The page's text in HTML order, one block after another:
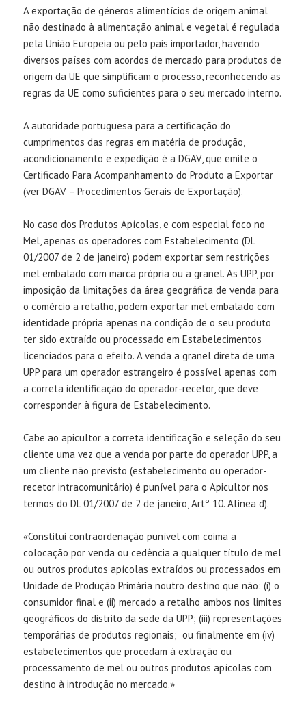
A exportação de géneros alimentícios de origem animal
não destinado à alimentação animal e vegetal é regulada
pela União Europeia ou pelo pais importador, havendo
diversos países com acordos de mercado para produtos de
origem da UE que simplificam o processo, reconhecendo as
regras da UE como suficientes para o seu mercado interno.
A autoridade portuguesa para a certificação do
cumprimentos das regras em matéria de produção,
acondicionamento e expedição é a DGAV, que emite o
Certificado Para Acompanhamento do Produto a Exportar
(verDGAV – Procedimentos Gerais de Exportação).
No caso dos Produtos Apícolas, e com especial foco no
Mel, apenas os operadores com Estabelecimento (DL
01/2007 de 2 de janeiro) podem exportar sem restrições
mel embalado com marca própria ou a granel. As UPP, por
imposição da limitações da área geográfica de venda para
o comércio a retalho, podem exportar mel embalado com
identidade própria apenas na condição de o seu produto
ter sido extraído ou processado em Estabelecimentos
licenciados para o efeito. A venda a granel direta de uma
UPP para um operador estrangeiro é possível apenas com
a correta identificação do operador-recetor, que deve
corresponder à figura de Estabelecimento.
Cabe ao apicultor a correta identificação e seleção do seu
cliente uma vez que a venda por parte do operador UPP, a
um cliente não previsto (estabelecimento ou operador-
recetor intracomunitário) é punível para o Apicultor nos
termos do DL 01/2007 de 2 de janeiro, Artº 10. Alínea d).
«Constitui contraordenação punível com coima a
colocação por venda ou cedência a qualquer título de mel
ou outros produtos apícolas extraídos ou processados em
Unidade de Produção Primária noutro destino que não: (i) o
consumidor final e (ii) mercado a retalho ambos nos limites
geográficos do distrito da sede da UPP; (iii) representações
temporárias de produtos regionais; ou finalmente em (iv)
estabelecimentos que procedam à extração ou
processamento de mel ou outros produtos apícolas com
destino à introdução no mercado.»